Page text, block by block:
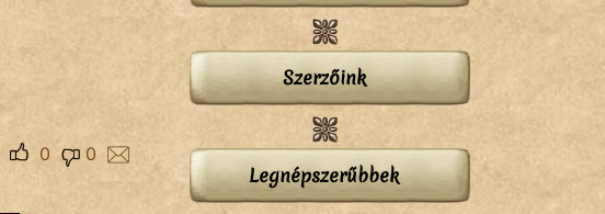
0
0
Szerzőink
Legnépszerűbbek